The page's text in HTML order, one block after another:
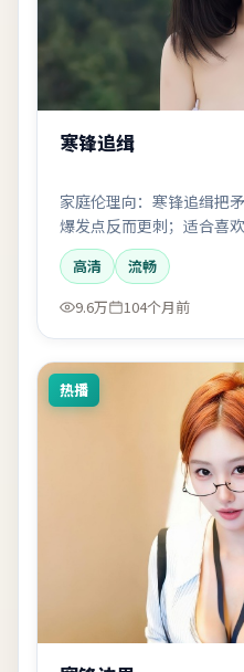
寒锋追缉
家庭伦理向：寒锋追缉把
爆发点反而更刺；适合喜
众。
高清
流畅
9.6万
104个月前
热播